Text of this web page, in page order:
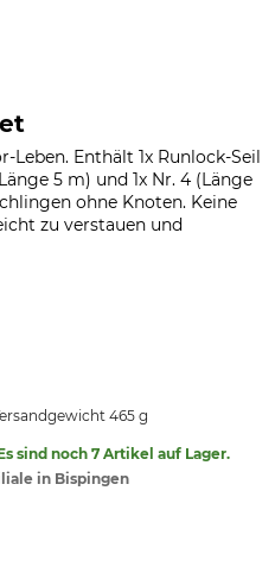
Enthält 1x Runlock-Seil
5 m) und 1x Nr. 4 (Länge
ohne Knoten. Keine
zu verstauen und
465 g
sind noch 7 Artikel auf Lager.
in Bispingen